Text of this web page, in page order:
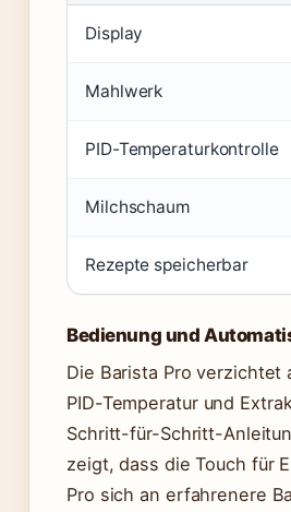
Display
Mahlwerk
PID-Temperaturkontrolle
Milchschaum
Rezepte speicherbar
Bedienung und
Die Barista Pro
PID-Temperatur und
Schritt-für-Schritt-
zeigt, dass die Touch für
Pro sich an erfahrenere